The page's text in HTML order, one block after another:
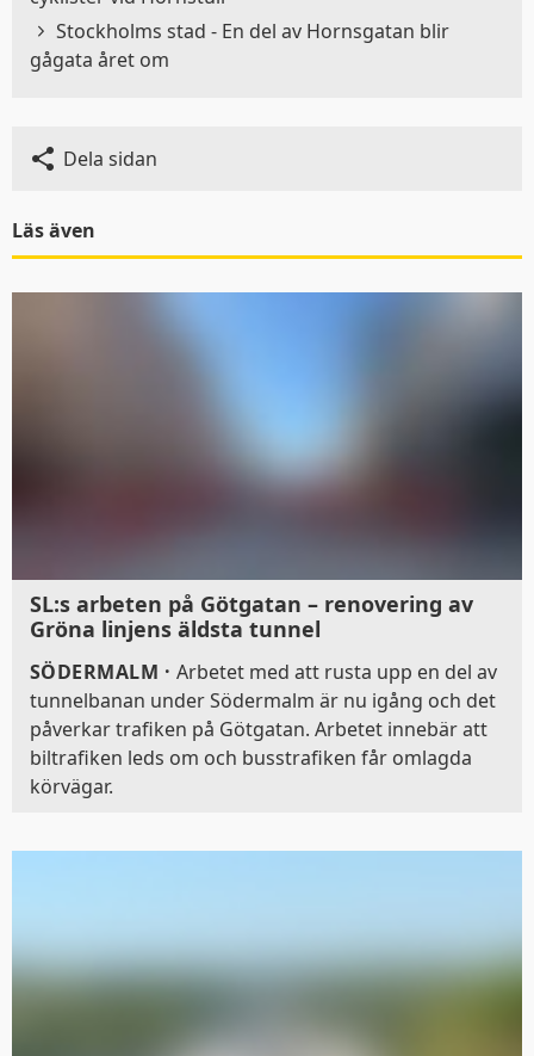
använder kakor
bättre upplevelse. Du kan ändra dina
Tillåt alla
Stockholms stad - En del av Hornsgatan blir
gågata året om
Dela sidan
Läs även
SL:s arbeten på Götgatan – renovering av
Gröna linjens äldsta tunnel
SÖDERMALM · Arbetet med att rusta upp en del av
tunnelbanan under Södermalm är nu igång och det
påverkar trafiken på Götgatan. Arbetet innebär att
biltrafiken leds om och busstrafiken får omlagda
körvägar.